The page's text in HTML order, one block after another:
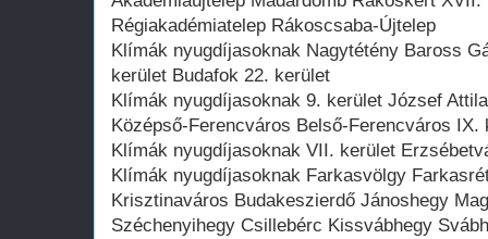
Régiakadémiatelep Rákoscsaba-Újtelep
Klímák nyugdíjasoknak Nagytétény Baross
kerület Budafok 22. kerület
Klímák nyugdíjasoknak 9. kerület József
Középső-Ferencváros Belső-Ferencváros IX.
Klímák nyugdíjasoknak VII. kerület
Klímák nyugdíjasoknak Farkasvölgy
Krisztinaváros Budakeszierdő Jánoshegy
Széchenyihegy Csillebérc Kissvábhegy